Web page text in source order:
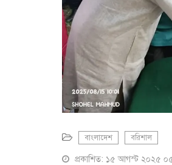
বাংলাদেশ বরিশাল
প্রকাশিত: ১৫ আগস্ট ২০২৫